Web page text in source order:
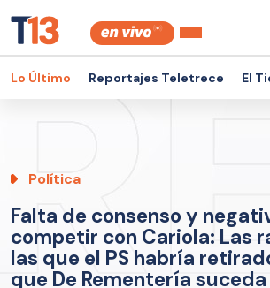
Lo Último Reportajes Teletrece El
Política
Falta de consenso y
competir con Cariola: Las
las que el PS habría
que De Rementería